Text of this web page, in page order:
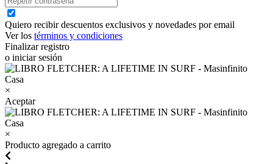
Quiero recibir descuentos exclusivos y novedades por email
Ver los términos y condiciones
Finalizar registro
o iniciar sesión
×
Aceptar
×
Producto agregado a carrito